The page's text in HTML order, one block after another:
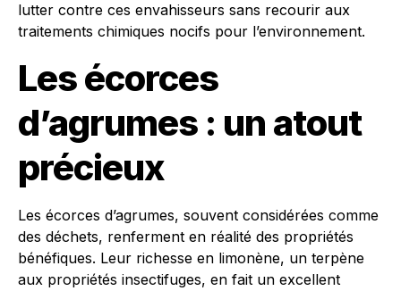
lutter contre ces envahisseurs sans recourir aux
traitements chimiques nocifs pour l’environnement.
Les écorces
d’agrumes : un atout
précieux
Les écorces d’agrumes, souvent considérées comme
des déchets, renferment en réalité des propriétés
bénéfiques. Leur richesse en limonène, un terpène
aux propriétés insectifuges, en fait un excellent